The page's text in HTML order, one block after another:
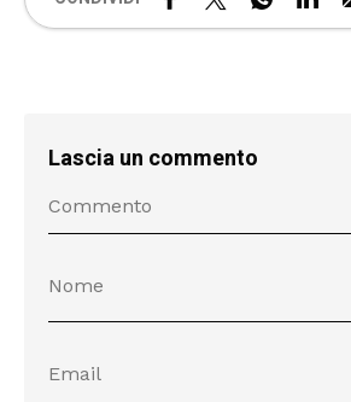
Lascia un commento